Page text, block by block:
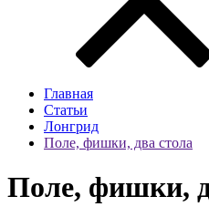
Главная
Статьи
Лонгрид
Поле, фишки, два стола
Поле, фишки,